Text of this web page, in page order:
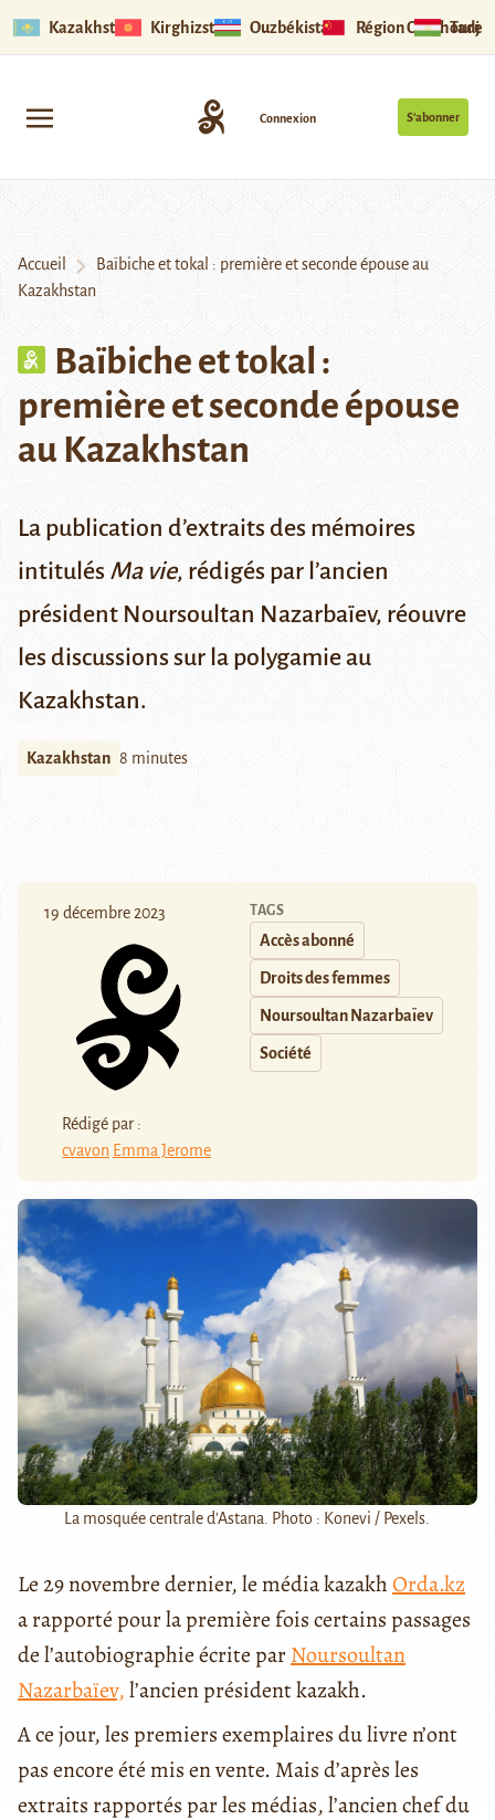
Kazakhstan Kirghizstan Ouzbékistan Région Ouïghoure
S’abonner
Connexion
Accueil
Baïbiche et tokal : première et seconde épouse au
Kazakhstan
Baïbiche et tokal :
première et seconde épouse
au Kazakhstan
La publication d’extraits des mémoires
intitulés Ma vie, rédigés par l’ancien
président Noursoultan Nazarbaïev, réouvre
les discussions sur la polygamie au
Kazakhstan.
Kazakhstan 8 minutes
19 décembre 2023
Rédigé par :
cvavon Emma Jerome
TAGS
Accès abonné
Droits des femmes
Noursoultan Nazarbaïev
Société
La mosquée centrale d'Astana. Photo : Konevi / Pexels.
Le 29 novembre dernier, le média kazakhOrda.kz
a rapporté pour la première fois certains passages
de l’autobiographie écrite parNoursoultan
Nazarbaïev,l’ancien président kazakh.
A ce jour, les premiers exemplaires du livre n’ont
pas encore été mis en vente. Mais d’après les
extraits rapportés par les médias, l’ancien chef du